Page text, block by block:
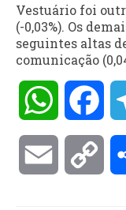
Vestuário foi
(-0,03%). Os
seguintes altas
comunicação
WhatsApp
Email